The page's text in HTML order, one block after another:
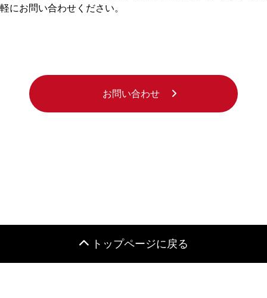
軽にお問い合わせください。
お問い合わせ
トップページに戻る